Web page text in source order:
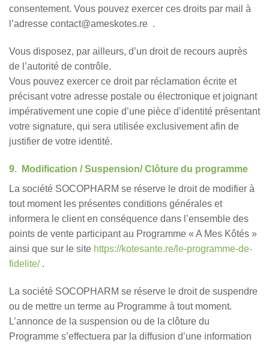
consentement. Vous pouvez exercer ces droits par mail à
l’adresse contact@ameskotes.re .
Vous disposez, par ailleurs, d’un droit de recours auprès
de l’autorité de contrôle.
Vous pouvez exercer ce droit par réclamation écrite et
précisant votre adresse postale ou électronique et joignant
impérativement une copie d’une pièce d’identité présentant
votre signature, qui sera utilisée exclusivement afin de
justifier de votre identité.
9. Modification / Suspension/ Clôture du programme
La société SOCOPHARM se réserve le droit de modifier à
tout moment les présentes conditions générales et
informera le client en conséquence dans l’ensemble des
points de vente participant au Programme « A Mes Kôtés »
ainsi que sur le site https://kotesante.re/le-programme-de-
fidelite/.
La société SOCOPHARM se réserve le droit de suspendre
ou de mettre un terme au Programme à tout moment.
L’annonce de la suspension ou de la clôture du
Programme s’effectuera par la diffusion d’une information